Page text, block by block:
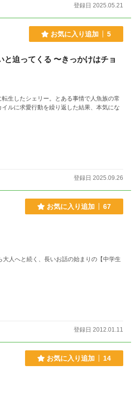
登録日 2025.05.21
お気に入り追加 5
迫ってくる 〜きっかけはチョ
生したシェリー。とある事情で人魚族の常
ルに求愛行動を繰り返した結果、本気にな
登録日 2025.09.26
お気に入り追加 67
大人へと続く、長いお話の始まりの【中学生
登録日 2012.01.11
お気に入り追加 14